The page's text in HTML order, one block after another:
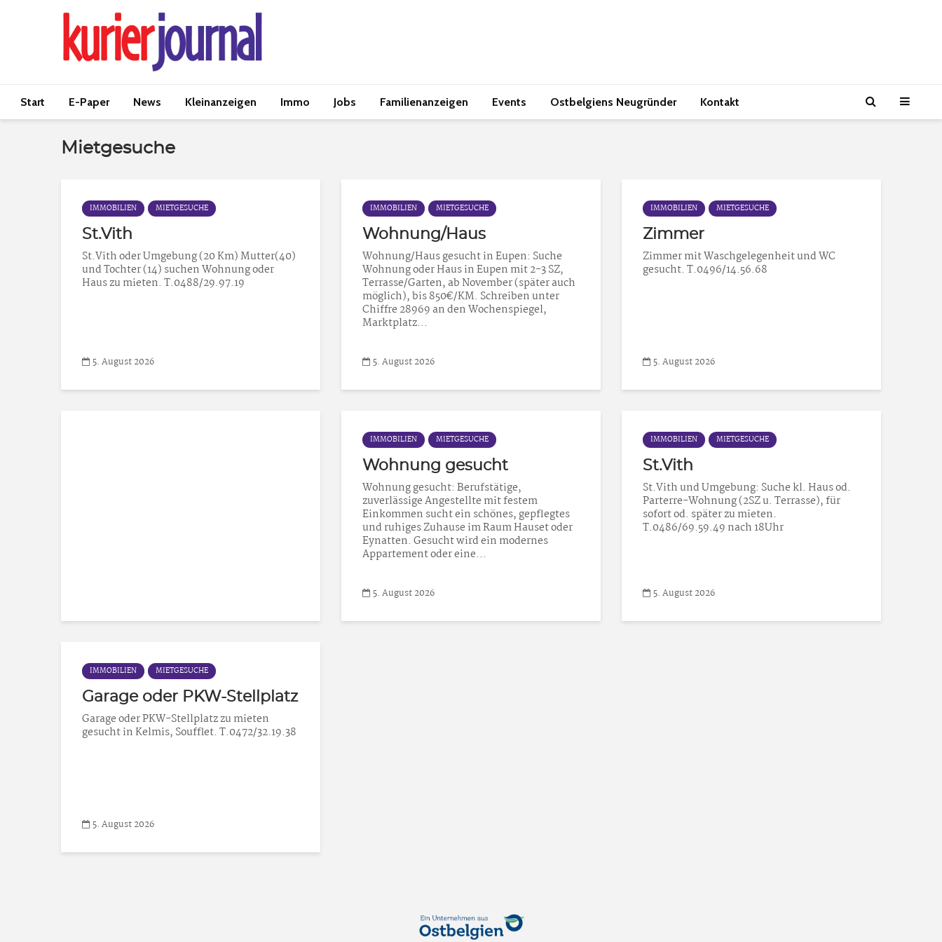
Start E-Paper News Kleinanzeigen Immo Jobs Familienanzeigen Events Ostbelgiens Neugründer Kontakt
Mietgesuche
IMMOBILIEN MIETGESUCHE
St.Vith
St.Vith oder Umgebung (20 Km) Mutter(40)
und Tochter (14) suchen Wohnung oder
Haus zu mieten. T.0488/29.97.19
5. August 2026
IMMOBILIEN MIETGESUCHE
Wohnung/Haus
Wohnung/Haus gesucht in Eupen: Suche
Wohnung oder Haus in Eupen mit 2-3 SZ,
Terrasse/Garten, ab November (später auch
möglich), bis 850€/KM. Schreiben unter
Chiffre 28969 an den Wochenspiegel,
Marktplatz...
5. August 2026
IMMOBILIEN MIETGESUCHE
Zimmer
Zimmer mit Waschgelegenheit und WC
gesucht. T.0496/14.56.68
5. August 2026
IMMOBILIEN MIETGESUCHE
Wohnung gesucht
Wohnung gesucht: Berufstätige,
zuverlässige Angestellte mit festem
Einkommen sucht ein schönes, gepflegtes
und ruhiges Zuhause im Raum Hauset oder
Eynatten. Gesucht wird ein modernes
Appartement oder eine...
5. August 2026
IMMOBILIEN MIETGESUCHE
St.Vith
St.Vith und Umgebung: Suche kl. Haus od.
Parterre-Wohnung (2SZ u. Terrasse), für
sofort od. später zu mieten.
T.0486/69.59.49 nach 18Uhr
5. August 2026
IMMOBILIEN MIETGESUCHE
Garage oder PKW-Stellplatz
Garage oder PKW-Stellplatz zu mieten
gesucht in Kelmis, Soufflet. T.0472/32.19.38
5. August 2026